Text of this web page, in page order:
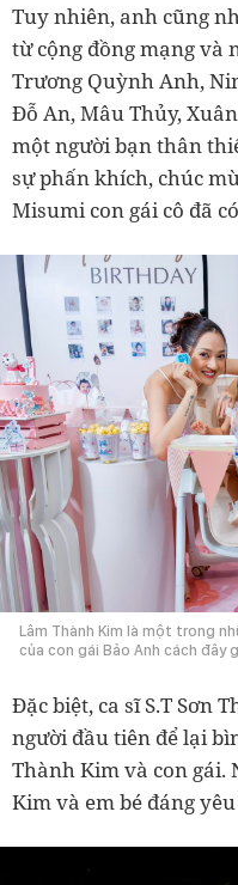
Tuy nhiên, anh cũng
từ cộng đồng mạng và
Trương Quỳnh Anh,
Đỗ An, Mâu Thủy,
một người bạn thân
sự phấn khích, chúc
Misumi con gái cô đã
Lâm Thành Kim là một trong
của con gái Bảo Anh cách đây
Đặc biệt, ca sĩ S.T Sơn
người đầu tiên để lại
Thành Kim và con gái.
Kim và em bé đáng